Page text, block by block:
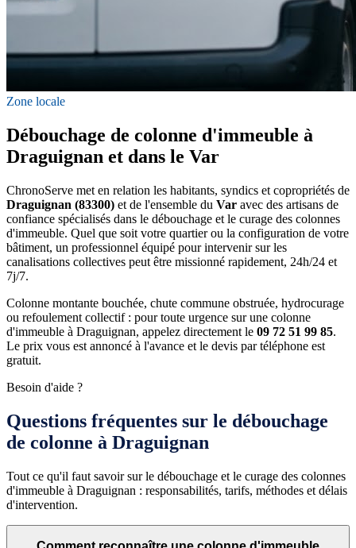
Zone locale
Débouchage de colonne d'immeuble à
Draguignan et dans le Var
ChronoServe met en relation les habitants, syndics et copropriétés de
Draguignan (83300) et de l'ensemble du Var avec des artisans de
confiance spécialisés dans le débouchage et le curage des colonnes
d'immeuble. Quel que soit votre quartier ou la configuration de votre
bâtiment, un professionnel équipé pour intervenir sur les
canalisations collectives peut être missionné rapidement, 24h/24 et
7j/7.
Colonne montante bouchée, chute commune obstruée, hydrocurage
ou refoulement collectif : pour toute urgence sur une colonne
d'immeuble à Draguignan, appelez directement le 09 72 51 99 85.
Le prix vous est annoncé à l'avance et le devis par téléphone est
gratuit.
Besoin d'aide ?
Questions fréquentes sur le débouchage
de colonne à Draguignan
Tout ce qu'il faut savoir sur le débouchage et le curage des colonnes
d'immeuble à Draguignan : responsabilités, tarifs, méthodes et délais
d'intervention.